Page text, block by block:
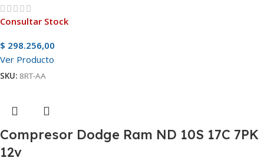
Consultar Stock
$ 298.256,00
Ver Producto
SKU: 8RT-AA
Compresor Dodge Ram ND 10S 17C 7PK
12v